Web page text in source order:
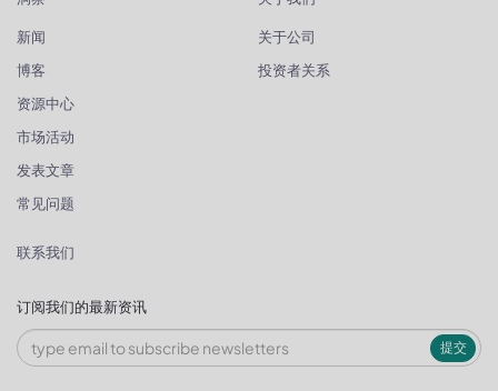
新闻
博客
资源中心
市场活动
发表文章
常见问题
关于公司
投资者关系
联系我们
订阅我们的最新资讯
提交